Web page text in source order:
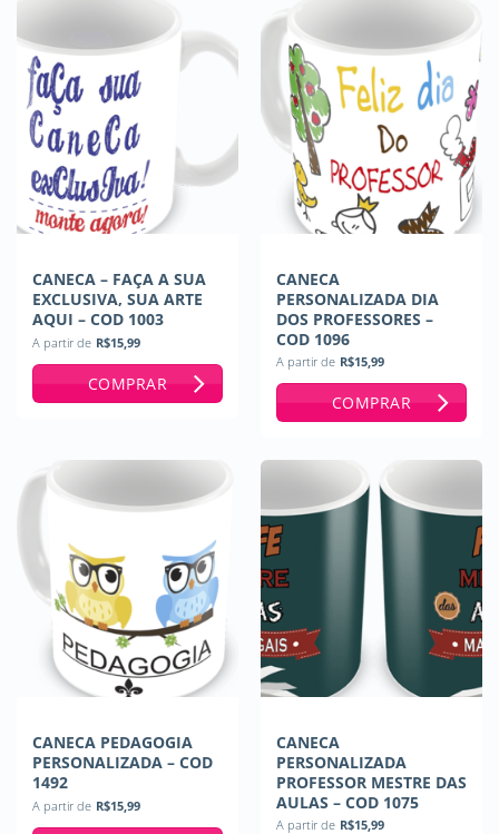
CANECA – FAÇA A SUA
EXCLUSIVA, SUA ARTE
AQUI – COD 1003
A partir de R$15,99
COMPRAR
CANECA
PERSONALIZADA DIA
DOS PROFESSORES –
COD 1096
A partir de R$15,99
COMPRAR
CANECA PEDAGOGIA
PERSONALIZADA – COD
1492
A partir de R$15,99
CANECA
PERSONALIZADA
PROFESSOR MESTRE DAS
AULAS – COD 1075
A partir de R$15,99